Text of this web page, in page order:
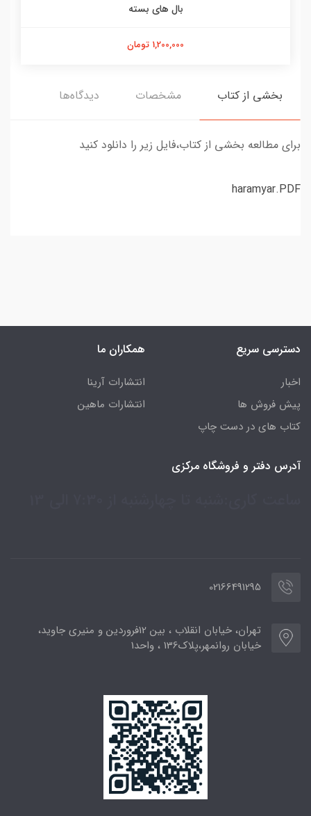
بال های بسته
1,200,000 تومان
بخشی از کتاب مشخصات دیدگاه‌ها
برای مطالعه بخشی از کتاب،فایل زیر را دانلود کنید
haramyar.PDF
دسترسی سریع
اخبار
پیش فروش ها
کتاب های در دست چاپ
همکاران ما
انتشارات آرینا
انتشارات ماهین
آدرس دفتر و فروشگاه مرکزی
02166491295
تهران، خیابان انقلاب ، بین 12فروردین و منیری جاوید،
خیابان روانمهر،پلاک136 ، واحد1